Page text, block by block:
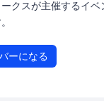
クスが主催するイ
ーになる